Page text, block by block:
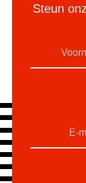
Steun